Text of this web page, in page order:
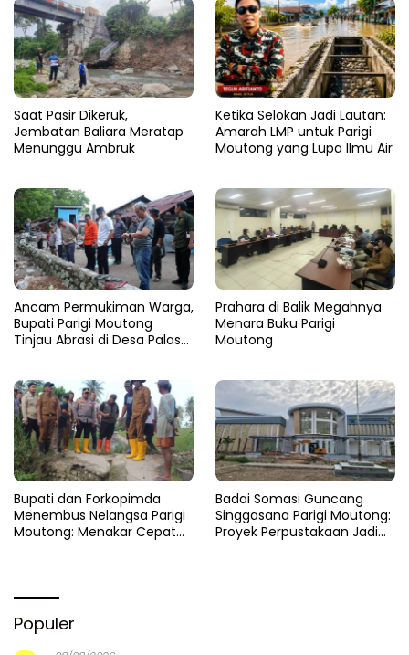
Saat Pasir Dikeruk,
Jembatan Baliara Meratap
Menunggu Ambruk
Ketika Selokan Jadi Lautan:
Amarah LMP untuk Parigi
Moutong yang Lupa Ilmu Air
Ancam Permukiman Warga,
Bupati Parigi Moutong
Tinjau Abrasi di Desa Palasa
Prahara di Balik Megahnya
Menara Buku Parigi
Moutong
​Bupati dan Forkopimda
Menembus Nelangsa Parigi
Moutong: Menakar Cepat
Badai Somasi Guncang
Singgasana Parigi Moutong:
Proyek Perpustakaan Jadi
Populer